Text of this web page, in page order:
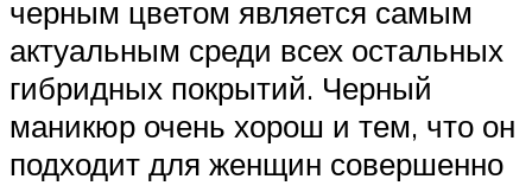
черным цветом является самым
актуальным среди всех остальных
гибридных покрытий. Черный
маникюр очень хорош и тем, что он
подходит для женщин совершенно